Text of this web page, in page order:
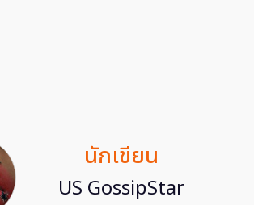
นักเขียน
US GossipStar